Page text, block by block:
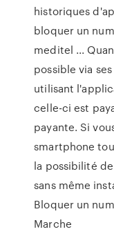
historiques
bloquer un
meditel ...
possible via
utilisant
celle-ci est
payante. Si
smartphone
la possibilité
sans même
Bloquer un
Marche